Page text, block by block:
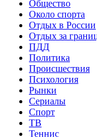
Общество
Около спорта
Отдых в России
Отдых за
ПДД
Политика
Происшествия
Психология
Рынки
Сериалы
Спорт
ТВ
Теннис